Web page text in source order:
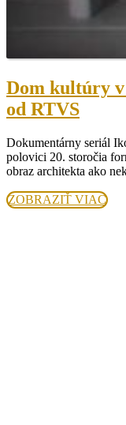
Dom kultúry
od RTVSDom
v
v
Dokumentárny seriál
polovici 20. storočia
obraz architekta ako
ZOBRAZIŤ VIAC